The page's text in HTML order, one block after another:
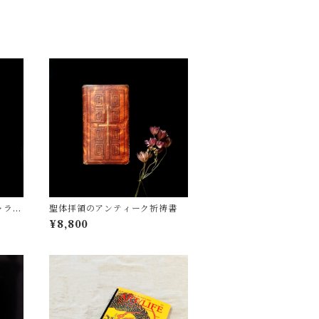
ラリ 聖体拝領のアンティーク祈祷書
¥8,800